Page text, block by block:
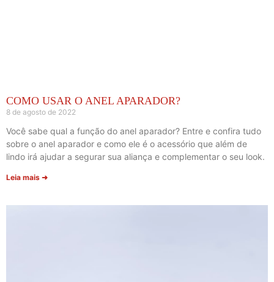
COMO USAR O ANEL APARADOR?
8 de agosto de 2022
Você sabe qual a função do anel aparador? Entre e confira tudo
sobre o anel aparador e como ele é o acessório que além de
lindo irá ajudar a segurar sua aliança e complementar o seu look.
Leia mais ➜